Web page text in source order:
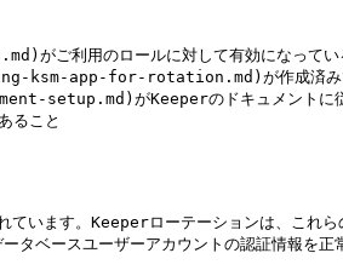
用のロールに対して有効になってい
ksm-app-for-rotation.md)が作成済み
がKeeperのドキュメントに従っ
こと
ています。Keeperローテーションは、こ
タベースユーザーアカウントの認証情報を